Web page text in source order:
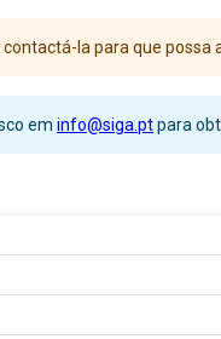
la para que possa
em info@siga.ptpara